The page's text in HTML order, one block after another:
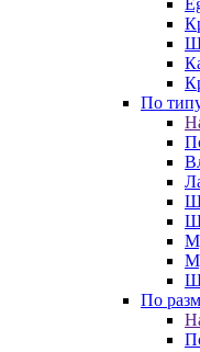
По
По